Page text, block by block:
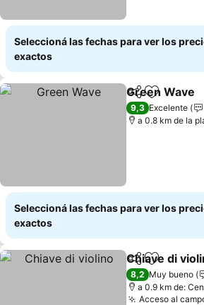
Seleccioná las fechas para ver los
exactos
Compartir
Añadir a
Green Wave
9,3 Excelente
a 0.8 km de la
Seleccioná las fechas para ver los
exactos
Compartir
Añadir a
Chiave di
8,2 Muy bueno
a 0.9 km de:
Acceso al